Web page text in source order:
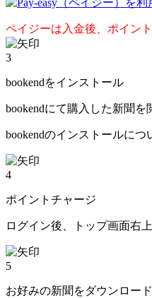
ペイジーは入金後、ポイン
3
bookendをインストール
bookendにて購入した新聞を
bookendのインストールにつ
4
ポイントチャージ
ログイン後、トップ画面右
5
お好みの新聞をダウンロード